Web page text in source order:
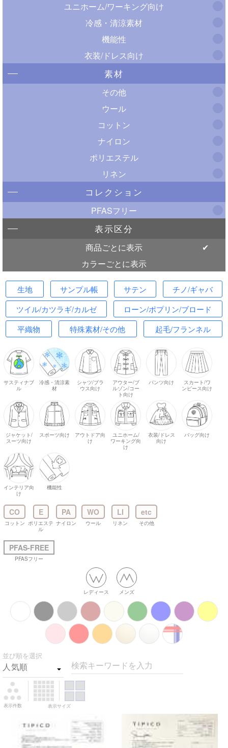
ユニホーム/ワーキング向け
冷感・清涼素材
機能性
衣装/ドレス向け
素材
その他
ウール
コットン
ナイロン
ポリエステル
リネン
コレクション
PFASフリー
表示区分
商品ごとに表示
カラーごとに表示
生地 サンプル帳 サテン
チノ/ギャバ
ツイル/カツラギ/カルゼ
ローン/ポプリン/ブロード
平織物
特殊素材/その他 起毛/フランネル
サスティナブ
ル
冷感・清涼素
材
シャツ/ブラ
ウス向け
アウター/ブ
ルゾン/コー
ト向け
パンツ向け
スカート/ワ
ンピース向け
ジャケット/
スーツ向け
スポーツ向け
アウトドア向
け
ユニホーム/
ワーキング向
け
衣装/ドレス
向け
バッグ向け
インテリア向
け
機能性
CO
コットン
E
ポリエステ
ル
PA
ナイロン
WO
ウール
LI
リネン
etc
その他
PFAS-FREE
PFASフリー
レディース メンズ
並び順を選択
検索キーワードを入力
表示件数 表示サイズ